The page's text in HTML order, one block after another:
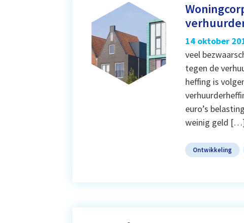
14 oktober
veel
tegen de
heffing is
euro’s
weinig geld
Ontwikkeling